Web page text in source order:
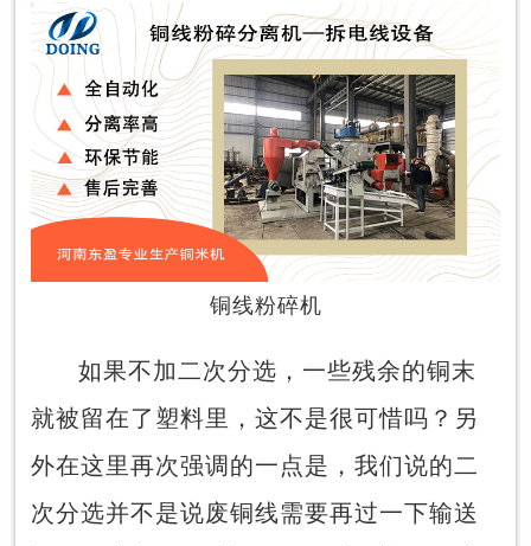
铜线粉碎机
如果不加二次分选，一些残余的铜末
就被留在了塑料里，这不是很可惜吗？另
外在这里再次强调的一点是，我们说的二
次分选并不是说废铜线需要再过一下输送